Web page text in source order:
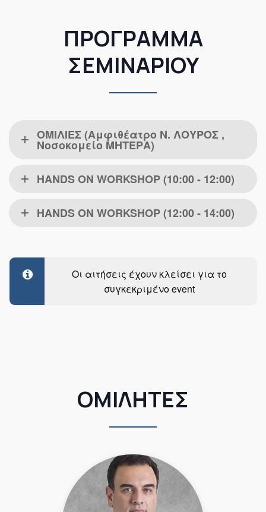
ΠΡΟΓΡΑΜΜΑ
ΣΕΜΙΝΑΡΙΟΥ
ΟΜΙΛΙΕΣ (Αμφιθέατρο Ν. ΛΟΥΡΟΣ ,
Νοσοκομείο ΜΗΤΕΡΑ)
HANDS ON WORKSHOP (10:00 - 12:00)
HANDS ON WORKSHOP (12:00 - 14:00)
Οι αιτήσεις έχουν κλείσει για το
συγκεκριμένο event
ΟΜΙΛΗΤΕΣ